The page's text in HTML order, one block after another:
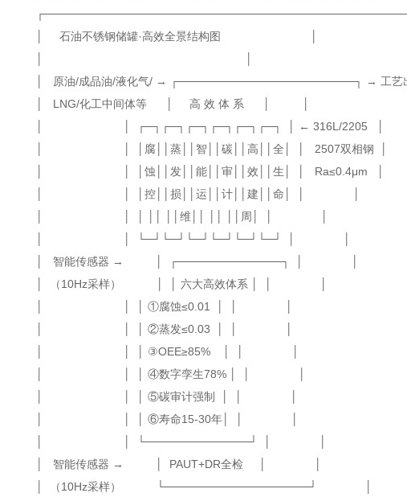
│ 石油不锈钢储罐·高效全景结构图 │
│ 原油/成品油/液化气/ → ┌──────────────────────┐ → 工艺
│ LNG/化工中间体等 │ 高 效 体 系 │ │
│ │ ┌─┐┌─┐┌─┐┌─┐┌─┐┌─┐ │ ← 316L/2205 │
│ │ │腐││蒸││智││碳││高││全│ │ 2507双相钢 │
│ │ │蚀││发││能││审││效││生│ │ Ra≤0.4μm │
│ │ │控││损││运││计││建││命│ │ │
│ │ │ ││ ││维││ ││ ││周│ │ │
│ │ └─┘└─┘└─┘└─┘└─┘└─┘ │ │
│ 智能传感器 → │ ┌─────────────┐ │ │
│ （10Hz采样） │ │ 六大高效体系 │ │ │
│ │ │ ①腐蚀≤0.01 │ │ │
│ │ │ ②蒸发≤0.03 │ │ │
│ │ │ ③OEE≥85% │ │ │
│ │ │ ④数字孪生78% │ │ │
│ │ │ ⑤碳审计强制 │ │ │
│ │ │ ⑥寿命15-30年│ │ │
│ │ └─────────────┘ │ │
│ 智能传感器 → │ PAUT+DR全检 │ │
│ （10Hz采样） └──────────────────┘ │